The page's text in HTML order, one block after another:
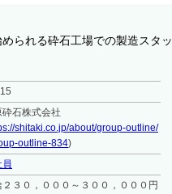
られる砕石工場での製造スタッ
砕石株式会社
shitaki.co.jp/about/group-outline/
outline-834)
員
２３０，０００～３００，０００円